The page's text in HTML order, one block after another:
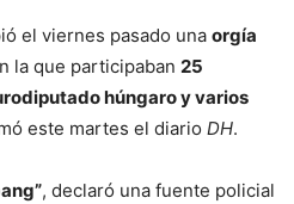
el viernes pasado una orgía
la que participaban 25
húngaro y varios
este martes el diario DH.
, declaró una fuente policial